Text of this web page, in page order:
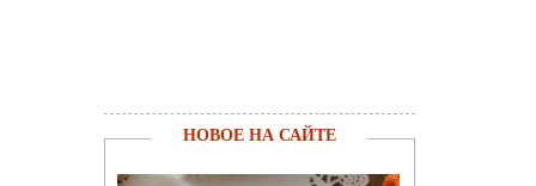
НОВОЕ НА САЙТЕ